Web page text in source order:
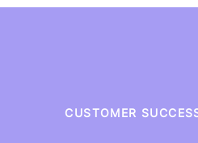
CUSTOMER